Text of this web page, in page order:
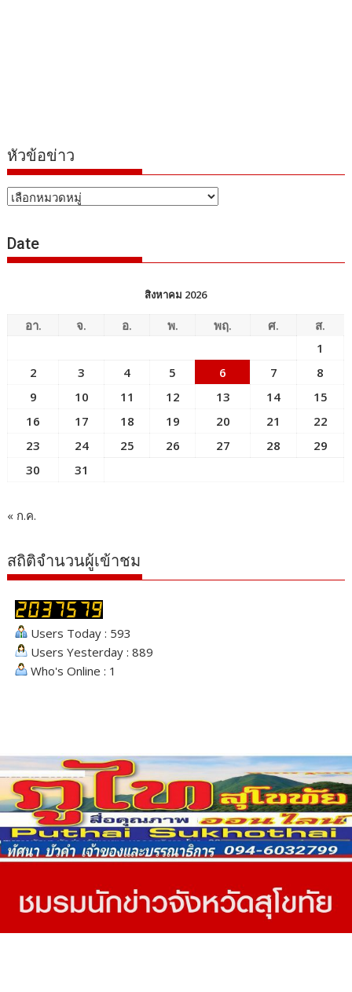
หัวข้อข่าว
หัวข้อ
Date
สิงหาคม 2026
อา. จ. อ. พ. พฤ. ศ.
ส.
1
2
3 4 5 6 7
8
9
10 11 12 13 14
15
16
17 18 19 20 21
22
23
24 25 26 27 28
29
30
31
« ก.ค.
สถิติจำนวนผู้เข้าชม
Users Today : 593
Users Yesterday : 889
Who's Online : 1